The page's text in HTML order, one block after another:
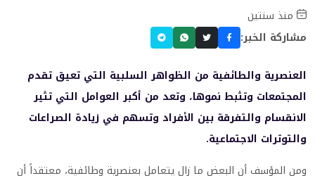
منذ سنتين
مشاركة الخبر:
العنصرية والطائفية من الظواهر السلبية التي تعيق تقدم
المجتمعات وتثبط نموها، وتعد من أكبر العوامل التي تثير
الانقسام والتفرقة بين الأفراد وتسهم في زيادة الصراعات
والتوترات الاجتماعية.
ومن المؤسف أن البعض ما زال يتعامل بعنصرية وطائفية، معتقداً أن